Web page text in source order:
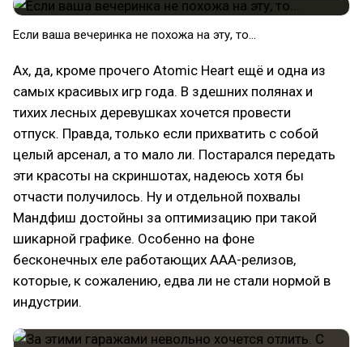
Если ваша вечеринка не похожа на эту, то...
Ах, да, кроме прочего Atomic Heart ещё и одна из
самых красивых игр года. В здешних полянах и
тихих лесных деревушках хочется провести
отпуск. Правда, только если прихватить с собой
целый арсенал, а то мало ли. Постарался передать
эти красоты на скриншотах, надеюсь хотя бы
отчасти получилось. Ну и отдельной похвалы
Мандфиш достойны за оптимизацию при такой
шикарной графике. Особенно на фоне
бесконечных еле работающих AAA-релизов,
которые, к сожалению, едва ли не стали нормой в
индустрии.